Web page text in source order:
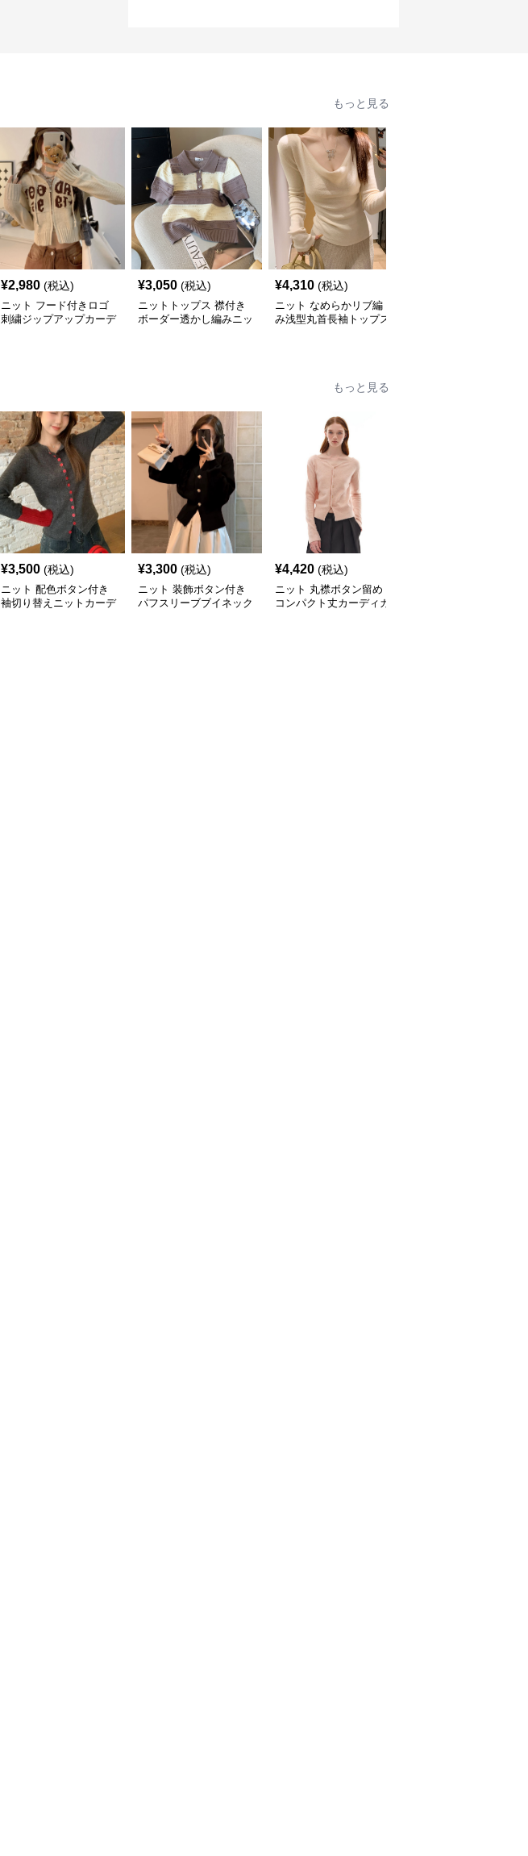
もっと見る
¥2,980 (税込)
ニット フード付きロゴ
刺繍ジップアップカーデ
¥3,050 (税込)
ニットトップス 襟付き
ボーダー透かし編みニッ
¥4,310 (税込)
ニット なめらかリブ編
み浅型丸首長袖トップス
もっと見る
¥3,500 (税込)
ニット 配色ボタン付き
袖切り替えニットカーデ
¥3,300 (税込)
ニット 装飾ボタン付き
パフスリーブブイネック
¥4,420 (税込)
ニット 丸襟ボタン留め
コンパクト丈カーディガ